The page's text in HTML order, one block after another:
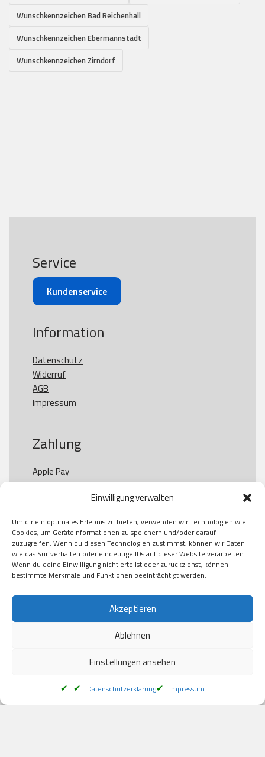
Einwilligung verwalten
Um dir ein optimales Erlebnis zu bieten, verwenden wir Technologien wie
Cookies, um Geräteinformationen zu speichern und/oder darauf
zuzugreifen. Wenn du diesen Technologien zustimmst, können wir Daten
wie das Surfverhalten oder eindeutige IDs auf dieser Website verarbeiten.
Wenn du deine Einwilligung nicht erteilst oder zurückziehst, können
bestimmte Merkmale und Funktionen beeinträchtigt werden.
Akzeptieren
Ablehnen
Einstellungen ansehen
Datenschutzerklärung Impressum
Wunschkennzeichen Bad Reichenhall
Wunschkennzeichen Ebermannstadt
Wunschkennzeichen Zirndorf
Service
Kundenservice
Information
Datenschutz
Widerruf
AGB
Impressum
Zahlung
Apple Pay
Paypal
Kauf auf Rechung
Klarna
American Express